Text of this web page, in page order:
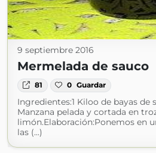
9 septiembre 2016
Mermelada de sauco
81 0 Guardar
Ingredientes:1 Kiloo de bayas de
Manzana pelada y cortada en
limón.Elaboración:Ponemos en
las (...)